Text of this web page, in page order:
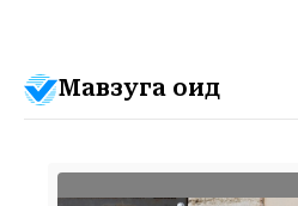
Мавзуга оид